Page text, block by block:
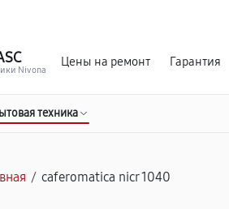
Nivona
Цены на ремонт Гарантия
техника
/ caferomatica nicr 1040